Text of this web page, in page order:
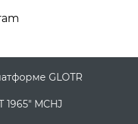
GLOTR
1965" MCHJ